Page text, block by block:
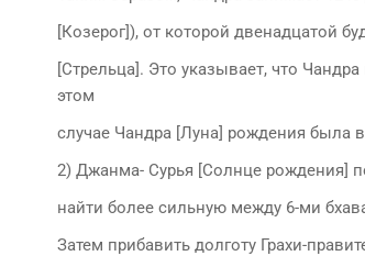
[Козерог]), от которой двенадцатой
[Стрельца]. Это указывает, что
этом
случае Чандра [Луна] рождения была
2) Джанма- Сурья [Солнце рождения]
найти более сильную между 6-ми
Затем прибавить долготу Грахи-